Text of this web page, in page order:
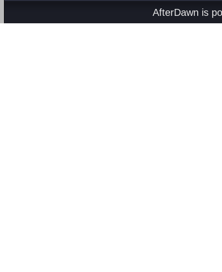
AfterDawn is